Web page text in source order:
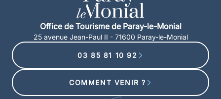
Office de Tourisme de Paray-le-Monial
25 avenue Jean-Paul II - 71600 Paray-le-Monial
03 85 81 10 92
COMMENT VENIR ?